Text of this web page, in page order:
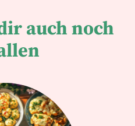
auch noch